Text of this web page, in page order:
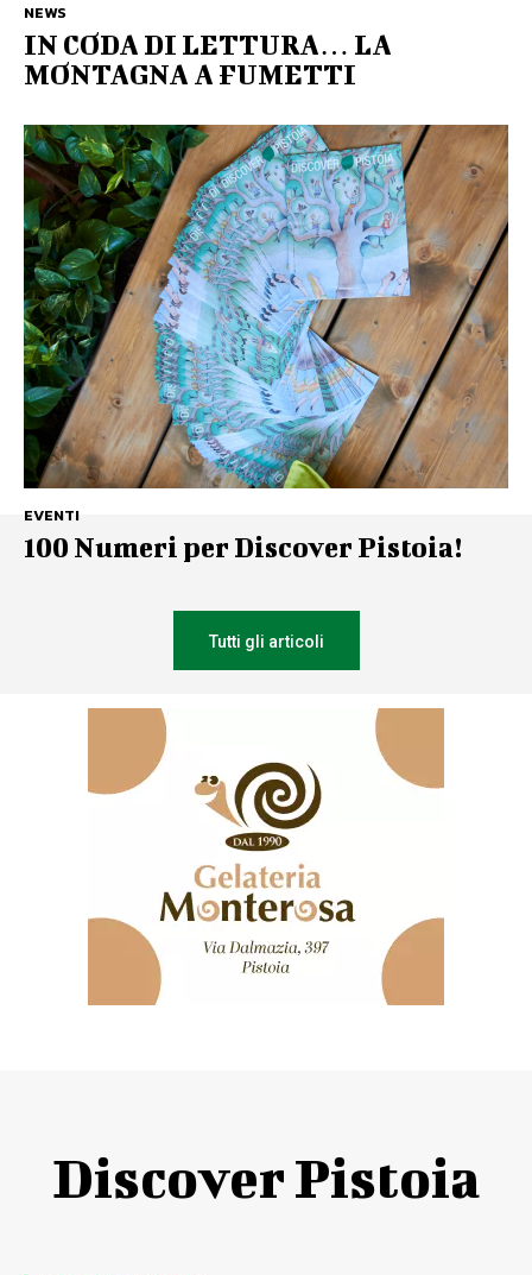
NEWS
IN CODA DI LETTURA… LA
MONTAGNA A FUMETTI
EVENTI
100 Numeri per Discover Pistoia!
Tutti gli articoli
Discover Pistoia